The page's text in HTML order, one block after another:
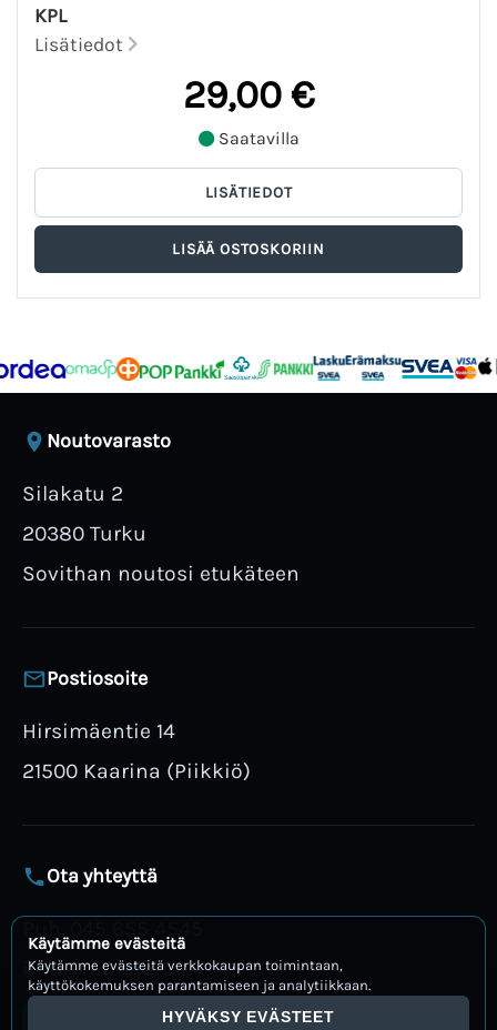
KPL
Lisätiedot
29,00 €
Saatavilla
Noutovarasto
Silakatu 2
20380 Turku
Sovithan noutosi etukäteen
Postiosoite
Hirsimäentie 14
21500 Kaarina (Piikkiö)
Ota yhteyttä
info@rautajatti.fi
Avaa WhatsApp
Käytämme evästeitä
Käytämme evästeitä verkkokaupan toimintaan,
käyttökokemuksen parantamiseen ja analytiikkaan.
HYVÄKSY EVÄSTEET